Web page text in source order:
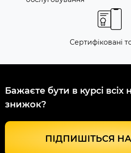
Сертифіковані
Бажаєте бути в курсі всіх
знижок?
ПІДПИШІТЬСЯ